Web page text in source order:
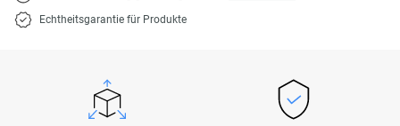
Echtheitsgarantie für Produkte